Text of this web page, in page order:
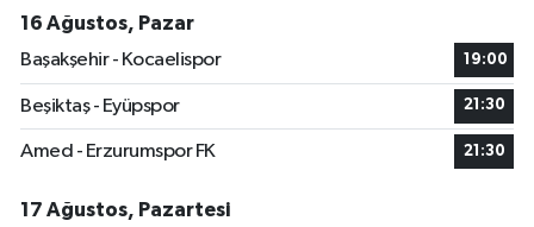
16 Ağustos, Pazar
Başakşehir - Kocaelispor
19:00
Beşiktaş - Eyüpspor 21:30
Amed - Erzurumspor FK 21:30
17 Ağustos, Pazartesi